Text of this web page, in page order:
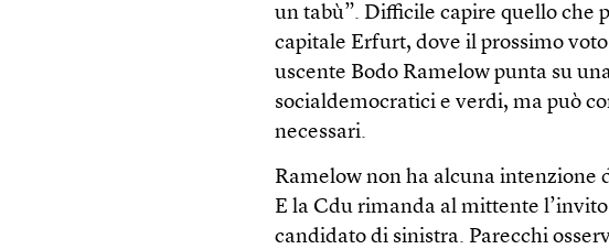
un tabù”. Difficile capire quello che
capitale Erfurt, dove il prossimo
uscente Bodo Ramelow punta su
socialdemocratici e verdi, ma può
necessari.
Ramelow non ha alcuna intenzione
E la Cdu rimanda al mittente
candidato di sinistra. Parecchi